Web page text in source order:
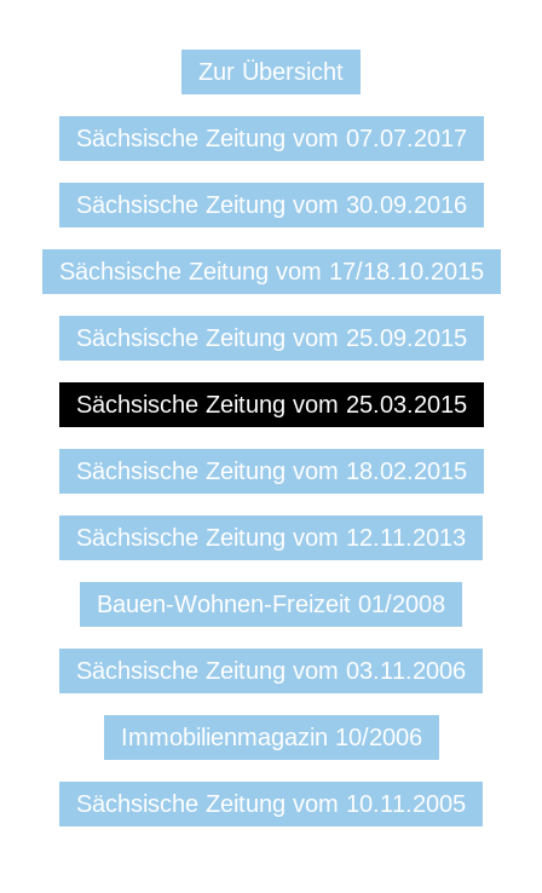
Zur Übersicht
Sächsische Zeitung vom 07.07.2017
Sächsische Zeitung vom 30.09.2016
Sächsische Zeitung vom 17/18.10.2015
Sächsische Zeitung vom 25.09.2015
Sächsische Zeitung vom 25.03.2015
Sächsische Zeitung vom 18.02.2015
Sächsische Zeitung vom 12.11.2013
Bauen-Wohnen-Freizeit 01/2008
Sächsische Zeitung vom 03.11.2006
Immobilienmagazin 10/2006
Sächsische Zeitung vom 10.11.2005